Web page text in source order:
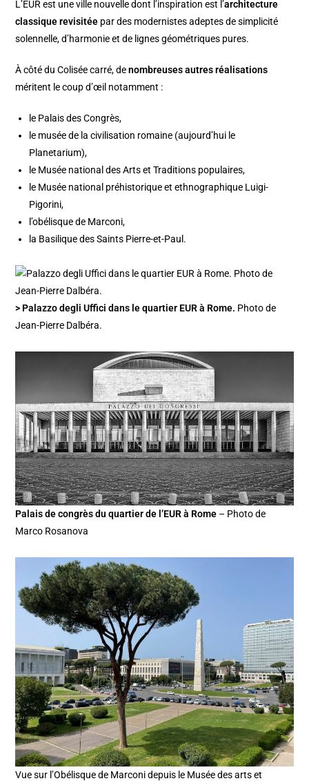
L’EUR est une ville nouvelle dont l’inspiration est l’architecture
classique revisitée par des modernistes adeptes de simplicité
solennelle, d’harmonie et de lignes géométriques pures.
À côté du Colisée carré, denombreuses autres réalisations
méritent le coup d’œil notamment :
le Palais des Congrès,
le musée de la civilisation romaine (aujourd’hui le
Planetarium),
le Musée national des Arts et Traditions populaires,
le Musée national préhistorique et ethnographique Luigi-
Pigorini,
l’obélisque de Marconi,
la Basilique des Saints Pierre-et-Paul.
> Palazzo degli Uffici dans le quartier EUR à Rome. Photo de
Jean-Pierre Dalbéra.
Palais de congrès du quartier de l’EUR à Rome – Photo de
Marco Rosanova
Vue sur l’Obélisque de Marconi depuis le Musée des arts et